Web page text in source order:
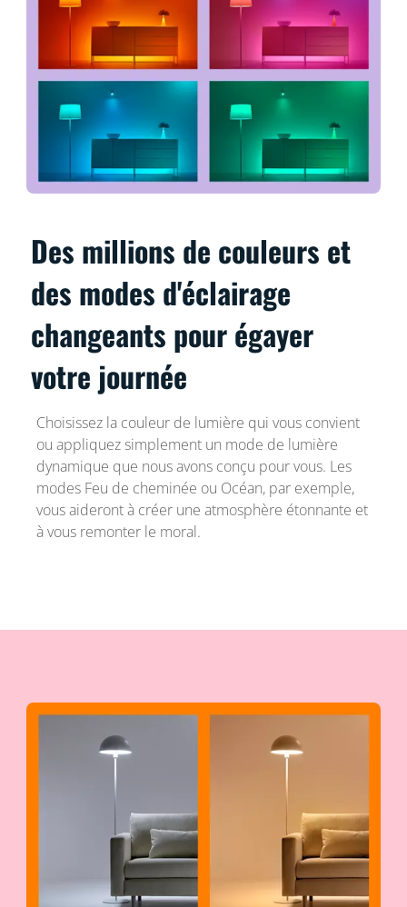
Des millions de couleurs et
des modes d'éclairage
changeants pour égayer
votre journée
Choisissez la couleur de lumière qui vous convient
ou appliquez simplement un mode de lumière
dynamique que nous avons conçu pour vous. Les
modes Feu de cheminée ou Océan, par exemple,
vous aideront à créer une atmosphère étonnante et
à vous remonter le moral.